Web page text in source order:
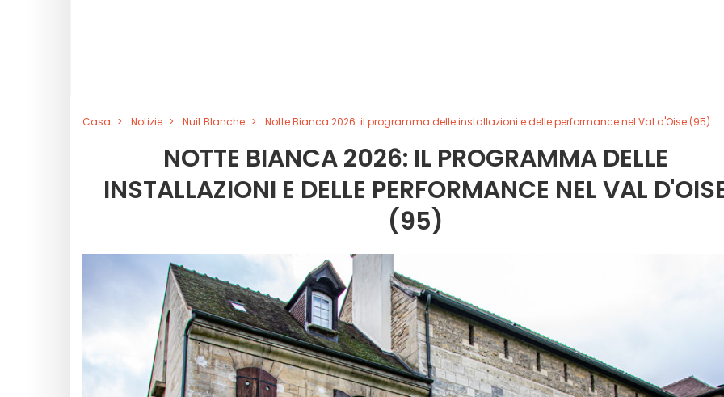
Casa Notizie Nuit Blanche Notte Bianca 2026: il programma delle installazioni e delle performance nel Val d'Oise (95)
NOTTE BIANCA 2026: IL PROGRAMMA DELLE
INSTALLAZIONI E DELLE PERFORMANCE NEL VAL
(95)